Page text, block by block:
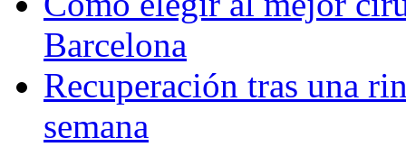
Barcelona
Recuperación tras una
semana